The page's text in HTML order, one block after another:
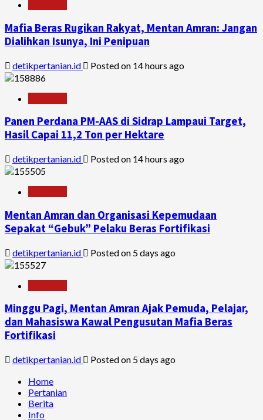
Mafia Beras Rugikan Rakyat, Mentan Amran: Jangan
Dialihkan Isunya, Ini Penipuan
detikpertanian.id Posted on 14 hours ago
Panen Perdana PM-AAS di Sidrap Lampaui Target,
Hasil Capai 11,2 Ton per Hektare
detikpertanian.id Posted on 14 hours ago
Mentan Amran dan Organisasi Kepemudaan
Sepakat “Gebuk” Pelaku Beras Fortifikasi
detikpertanian.id Posted on 5 days ago
Minggu Pagi, Mentan Amran Ajak Pemuda, Pelajar,
dan Mahasiswa Kawal Pengusutan Mafia Beras
Fortifikasi
detikpertanian.id
Posted on 5 days ago
Home
Pertanian
Berita
Info